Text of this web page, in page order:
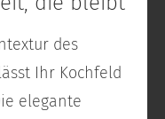
des
Ihr Kochfeld
elegante